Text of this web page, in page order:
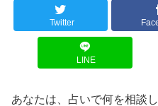
Twitter
LINE
あなたは、占いで何を相談